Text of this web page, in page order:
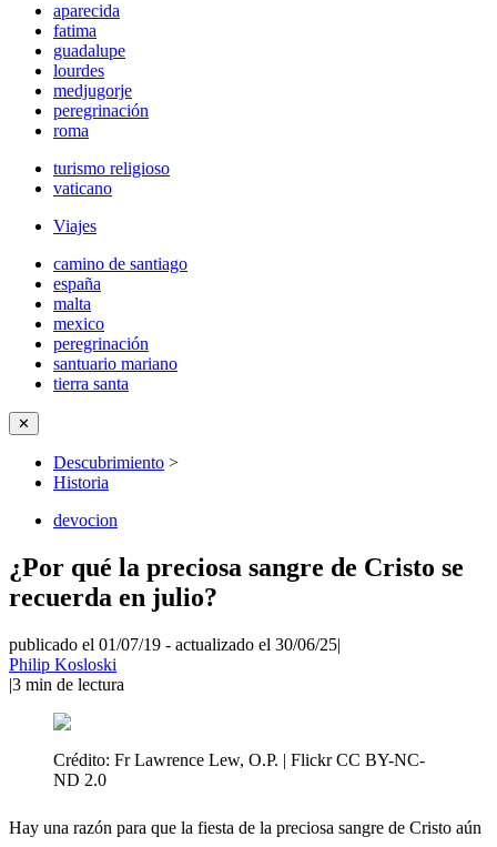
aparecida
fatima
guadalupe
lourdes
medjugorje
peregrinación
roma
turismo religioso
vaticano
Viajes
camino de santiago
españa
malta
mexico
peregrinación
santuario mariano
tierra santa
✕
Descubrimiento >
Historia
devocion
¿Por qué la preciosa sangre de Cristo se
recuerda en julio?
publicado el 01/07/19 - actualizado el 30/06/25|
Philip Kosloski
|3 min de lectura
Crédito: Fr Lawrence Lew, O.P. | Flickr CC BY-NC-
ND 2.0
Hay una razón para que la fiesta de la preciosa sangre de Cristo aún